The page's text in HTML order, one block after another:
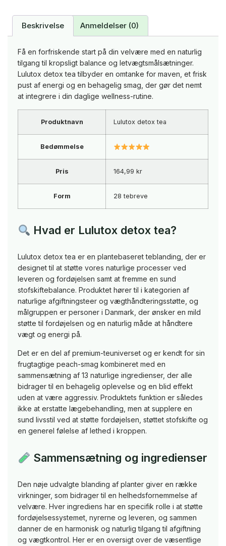
Beskrivelse Anmeldelser (0)
Få en forfriskende start på din velvære med en naturlig
tilgang til kropsligt balance og letvægtsmålsætninger.
Lulutox detox tea tilbyder en omtanke for maven, et frisk
pust af energi og en behagelig smag, der gør det nemt
at integrere i din daglige wellness-rutine.
Produktnavn Lulutox detox tea
Bedømmelse
Pris 164,99 kr
Form 28 tebreve
Hvad er Lulutox detox tea?
Lulutox detox tea er en plantebaseret teblanding, der er
designet til at støtte vores naturlige processer ved
leveren og fordøjelsen samt at fremme en sund
stofskiftebalance. Produktet hører til i kategorien af
naturlige afgiftningsteer og vægthåndteringsstøtte, og
målgruppen er personer i Danmark, der ønsker en mild
støtte til fordøjelsen og en naturlig måde at håndtere
vægt og energi på.
Det er en del af premium-teuniverset og er kendt for sin
frugtagtige peach-smag kombineret med en
sammensætning af 13 naturlige ingredienser, der alle
bidrager til en behagelig oplevelse og en blid effekt
uden at være aggressiv. Produktets funktion er således
ikke at erstatte lægebehandling, men at supplere en
sund livsstil ved at støtte fordøjelsen, støttet stofskifte og
en generel følelse af lethed i kroppen.
Sammensætning og ingredienser
Den nøje udvalgte blanding af planter giver en række
virkninger, som bidrager til en helhedsfornemmelse af
velvære. Hver ingrediens har en specifik rolle i at støtte
fordøjelsessystemet, nyrerne og leveren, og sammen
danner de en harmonisk og naturlig tilgang til afgiftning
og vægtkontrol. Her er en oversigt over de væsentlige